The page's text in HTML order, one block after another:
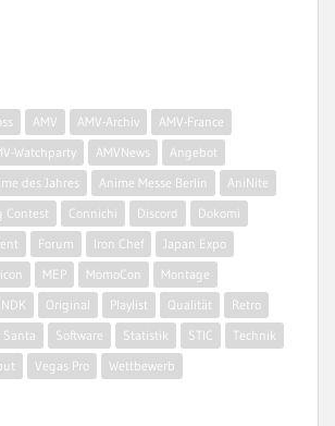
AMV AMV-Archiv
AMV-France
Watchparty AMVNews
Angebot
des Jahres Anime Messe Berlin
AniNite
Contest Connichi Discord
Dokomi
Forum Iron Chef
Japan Expo
MEP MomoCon
Montage
NDK Original Playlist Qualität
Retro
Santa Software Statistik STIC
Technik
Vegas Pro Wettbewerb